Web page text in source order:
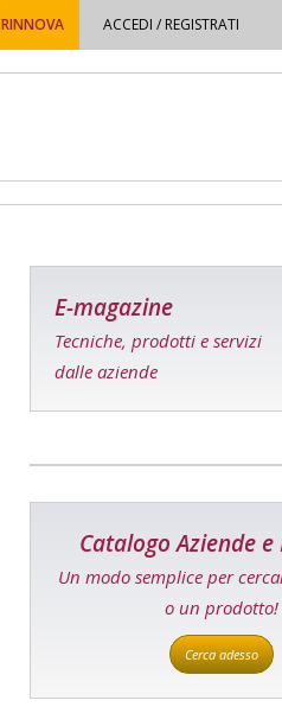
ACCEDI / REGISTRATI
E-magazine
Tecniche, prodotti e servizi
dalle aziende
Catalogo Aziende
Un modo semplice per
o un prodotto!
Cerca adesso